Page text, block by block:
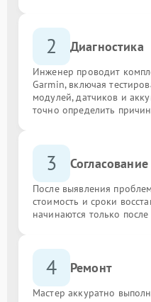
2 Диагностика
Инженер проводит
Garmin, включая
модулей, датчиков и
точно определить
3 Согласование
После выявления
стоимость и сроки
начинаются только
4 Ремонт
Мастер аккуратно